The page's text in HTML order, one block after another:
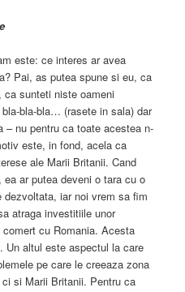
este: ce interes ar avea
Pai, as putea spune si eu, ca
ca sunteti niste oameni
bla-bla… (rasete in sala) dar
– nu pentru ca toate acestea n-
este, in fond, acela ca
ale Marii Britanii. Cand
ar putea deveni o tara cu o
iar noi vrem sa fim
atraga investitiile unor
cu Romania. Acesta
Un altul este aspectul la care
pe care le creeaza zona
si Marii Britanii. Pentru ca